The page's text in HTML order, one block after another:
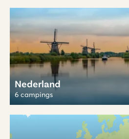
Nederland
6 campings